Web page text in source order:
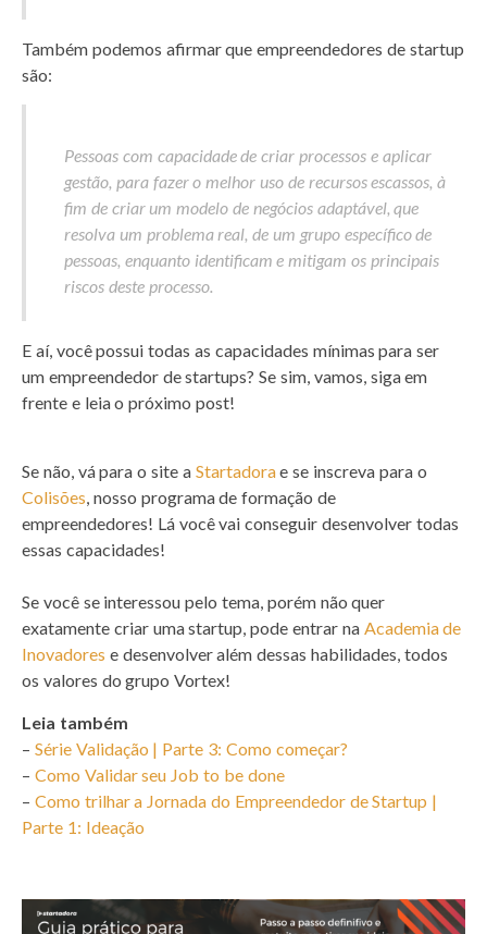
Também podemos afirmar que empreendedores de startup
são:
Pessoas com capacidade de criar processos e aplicar
gestão, para fazer o melhor uso de recursos escassos, à
fim de criar um modelo de negócios adaptável, que
resolva um problema real, de um grupo específico de
pessoas, enquanto identificam e mitigam os principais
riscos deste processo.
E aí, você possui todas as capacidades mínimas para ser
um empreendedor de startups?Se sim, vamos, siga em
frente e leia o próximo post!
Se não, vá para o site a Startadorae se inscreva para o
Colisões, nosso programa de formação de
empreendedores! Lá você vai conseguir desenvolver todas
essas capacidades!
Se você se interessou pelo tema, porém não quer
exatamente criar uma startup, pode entrar na Academia de
Inovadores e desenvolver além dessas habilidades, todos
os valores do grupo Vortex!
Leia também
– Série Validação | Parte 3: Como começar?
– Como Validar seu Job to be done
– Como trilhar a Jornada do Empreendedor de Startup |
Parte 1: Ideação